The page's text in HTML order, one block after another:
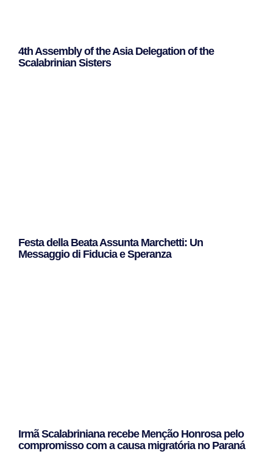
4th Assembly of the Asia Delegation of the
Scalabrinian Sisters
Festa della Beata Assunta Marchetti: Un
Messaggio di Fiducia e Speranza
Irmã Scalabriniana recebe Menção Honrosa pelo
compromisso com a causa migratória no Paraná